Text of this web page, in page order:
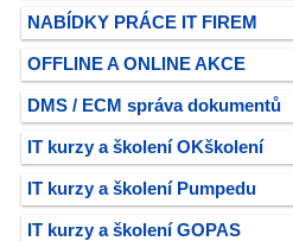
NABÍDKY PRÁCE IT FIREM
OFFLINE A ONLINE AKCE
DMS / ECM správa dokumentů
IT kurzy a školení OKškolení
IT kurzy a školení Pumpedu
IT kurzy a školení GOPAS